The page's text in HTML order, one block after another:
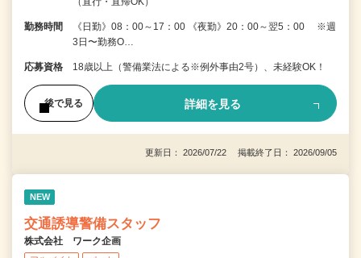
勤務時間
《日勤》08：00～17：00 《夜勤》20：00～翌5：00 ※週
3日〜勤務O…
応募資格 18歳以上（警備業法による※例外事由2号）、未経験OK！
後で見る 詳細を見る
更新日： 2026/07/22 掲載終了日： 2026/09/05
NEW
交通誘導警備スタッフ
株式会社 ワーク企画